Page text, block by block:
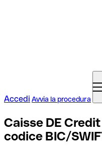
Accedi Avvia la procedura
Caisse DE
codice BIC/